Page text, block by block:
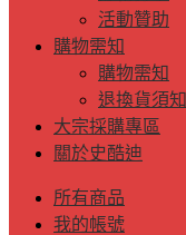
活動贊助
購物需知
購物需知
退換貨須知
大宗採購專區
關於史酷迪
所有商品
我的帳號